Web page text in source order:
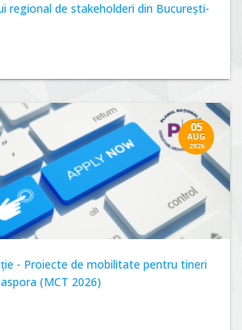
regional de stakeholderi din București-
05
AUG
2026
- Proiecte de mobilitate pentru tineri
(MCT 2026)